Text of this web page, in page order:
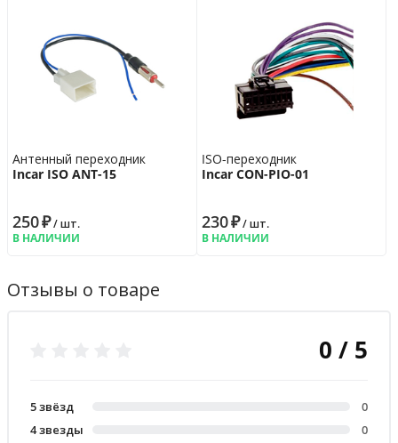
Антенный переходник
Incar ISO ANT-15
250₽/ шт.
В НАЛИЧИИ
ISO-переходник
Incar CON-PIO-01
230₽/ шт.
В НАЛИЧИИ
Отзывы о товаре
0 / 5
5 звёзд
0
4 звезды
0